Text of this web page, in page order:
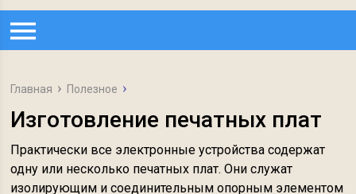
Главная Полезное
Изготовление печатных плат
Практически все электронные устройства содержат
одну или несколько печатных плат. Они служат
изолирующим и соединительным опорным элементом